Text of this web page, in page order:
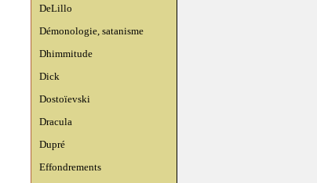
DeLillo
Démonologie, satanisme
Dhimmitude
Dick
Dostoïevski
Dracula
Dupré
Effondrements